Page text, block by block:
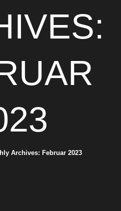
Archives: Februar 2023